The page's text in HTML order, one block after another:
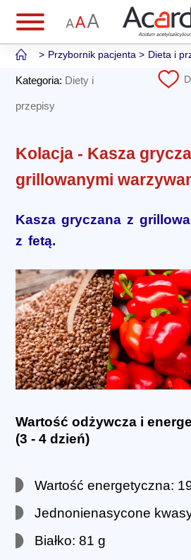
Przybornik pacjenta Dieta i
Kategoria: Diety i
przepisy
Kolacja - Kasza
grillowanymi
Kasza gryczana z
z fetą.
Wartość odżywcza i
(3 - 4 dzień)
Wartość energetyczna:
Jednonienasycone
Białko: 81 g